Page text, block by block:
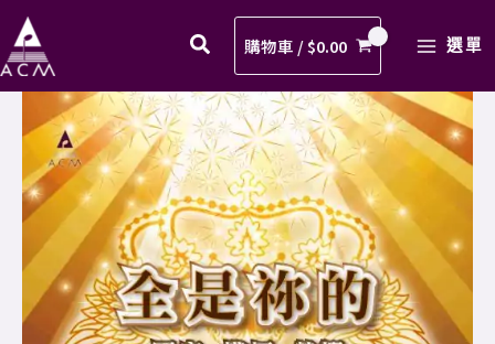
Skip
to
content
購物車 /$0.00
MENU
選單
全
屬
於
祢
歌
PDF
於
祢
歌
譜
PDF
數
量